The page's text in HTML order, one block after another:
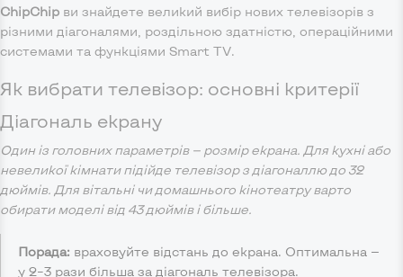
ChipChip ви знайдете великий вибір нових телевізорів з
різними діагоналями, роздільною здатністю, операційними
системами та функціями Smart TV.
Як вибрати телевізор: основні критерії
Діагональ екрану
Один із головних параметрів — розмір екрана. Для кухні або
невеликої кімнати підійде телевізор з діагоналлю до 32
дюймів. Для вітальні чи домашнього кінотеатру варто
обирати моделі від 43 дюймів і більше.
Порада: враховуйте відстань до екрана. Оптимальна —
у 2–3 рази більша за діагональ телевізора.